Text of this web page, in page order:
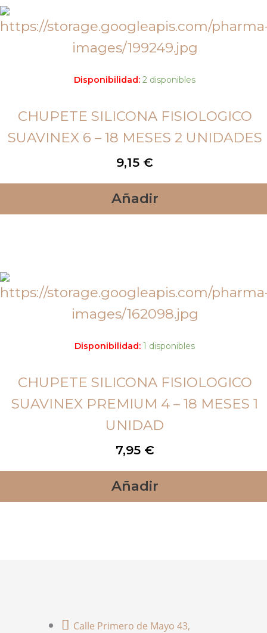
Disponibilidad: 2 disponibles
CHUPETE SILICONA FISIOLOGICO
SUAVINEX 6 – 18 MESES 2 UNIDADES
9,15 €
Añadir
Disponibilidad: 1 disponibles
CHUPETE SILICONA FISIOLOGICO
SUAVINEX PREMIUM 4 – 18 MESES 1
UNIDAD
7,95 €
Añadir
Calle Primero de Mayo 43,